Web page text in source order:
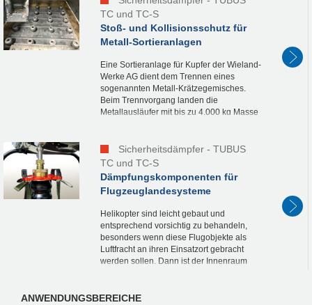
TC und TC-S
Stoß- und Kollisionsschutz für
Metall-Sortieranlagen
Eine Sortieranlage für Kupfer der Wieland-
Werke AG dient dem Trennen eines
sogenannten Metall-Krätzegemisches.
Beim Trennvorgang landen die
Metallausläufer mit bis zu 4.000 kg Masse
Sicherheitsdämpfer - TUBUS
TC und TC-S
Dämpfungskomponenten für
Flugzeuglandesysteme
Helikopter sind leicht gebaut und
entsprechend vorsichtig zu behandeln,
besonders wenn diese Flugobjekte als
Luftfracht an ihren Einsatzort gebracht
werden sollen. Dann ist der Innenraum
ANWENDUNGSBEREICHE